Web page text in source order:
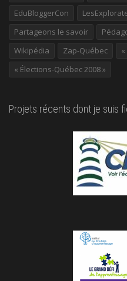
EduBloggerCon
Partageons le savoir
Wikipédia
Zap-Québec
« Élections-Québec 2008 »
Projets récents dont je suis